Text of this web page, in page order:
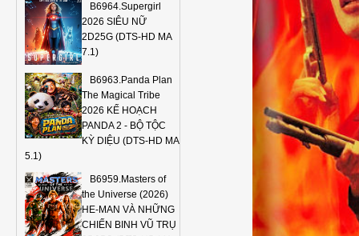
B6964.Supergirl
2026 SIÊU NỮ
2D25G (DTS-HD MA
7.1)
B6963.Panda Plan
The Magical Tribe
2026 KẾ HOẠCH
PANDA 2 - BỘ TỘC
KỲ DIỆU (DTS-HD MA
5.1)
B6959.Masters of
the Universe (2026)
HE-MAN VÀ NHỮNG
CHIẾN BINH VŨ TRỤ